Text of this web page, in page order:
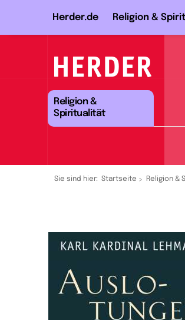
Herder.de Religion &
Religion &
Spiritualität
Sie sind hier: Startseite Religion &